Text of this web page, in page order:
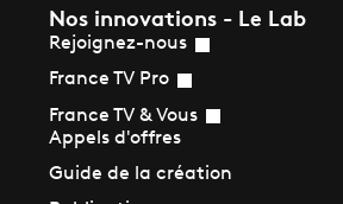
Nos innovations - Le Lab
Rejoignez-nous
France TV Pro
France TV & Vous
Appels d'offres
Guide de la création